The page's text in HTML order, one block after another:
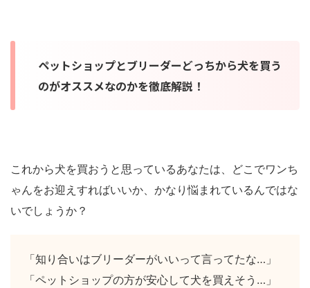
ペットショップとブリーダーどっちから犬を買う
のがオススメなのかを徹底解説！
これから犬を買おうと思っているあなたは、どこでワンち
ゃんをお迎えすればいいか、かなり悩まれているんではな
いでしょうか？
「知り合いはブリーダーがいいって言ってたな…」
「ペットショップの方が安心して犬を買えそう…」